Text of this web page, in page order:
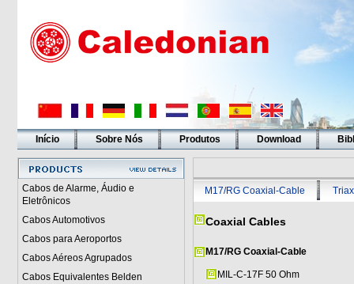
Início Sobre Nós Produtos Download
Cabos de Alarme, Áudio e
Eletrônicos
Cabos Automotivos
Cabos para Aeroportos
Cabos Aéreos Agrupados
Cabos Equivalentes Belden
M17/RG Coaxial-Cable
Coaxial Cables
M17/RG Coaxial-Cable
MIL-C-17F 50 Ohm